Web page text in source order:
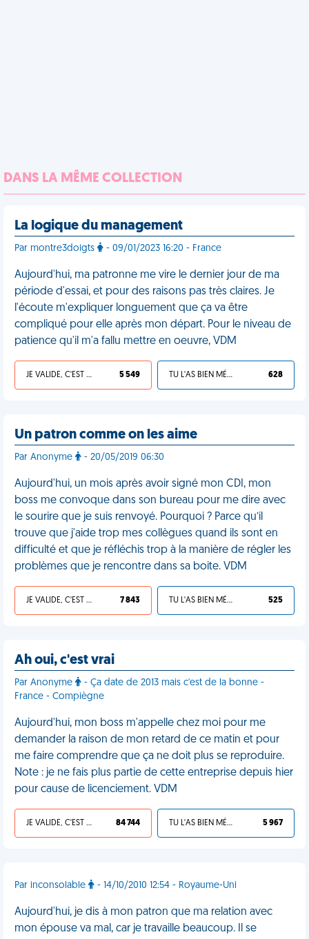
DANS LA MÊME COLLECTION
La logique du management
Par montre3doigts - 09/01/2023 16:20 - France
Aujourd'hui, ma patronne me vire le dernier jour de ma
période d'essai, et pour des raisons pas très claires. Je
l'écoute m'expliquer longuement que ça va être
compliqué pour elle après mon départ. Pour le niveau de
patience qu'il m'a fallu mettre en oeuvre, VDM
JE VALIDE, C'EST UNE VDM 5 549 TU L'AS BIEN MÉRITÉ 628
Un patron comme on les aime
Par Anonyme - 20/05/2019 06:30
Aujourd'hui, un mois après avoir signé mon CDI, mon
boss me convoque dans son bureau pour me dire avec
le sourire que je suis renvoyé. Pourquoi ? Parce qu’il
trouve que j'aide trop mes collègues quand ils sont en
difficulté et que je réfléchis trop à la manière de régler les
problèmes que je rencontre dans sa boite. VDM
JE VALIDE, C'EST UNE VDM 7 843 TU L'AS BIEN MÉRITÉ 525
Ah oui, c'est vrai
Par Anonyme
- Ça date de 2013 mais c'est de la bonne -
France - Compiègne
Aujourd'hui, mon boss m'appelle chez moi pour me
demander la raison de mon retard de ce matin et pour
me faire comprendre que ça ne doit plus se reproduire.
Note : je ne fais plus partie de cette entreprise depuis hier
pour cause de licenciement. VDM
JE VALIDE, C'EST UNE VDM 84 744 TU L'AS BIEN MÉRITÉ 5 967
Par inconsolable - 14/10/2010 12:54 - Royaume-Uni
Aujourd'hui, je dis à mon patron que ma relation avec
mon épouse va mal, car je travaille beaucoup. Il se